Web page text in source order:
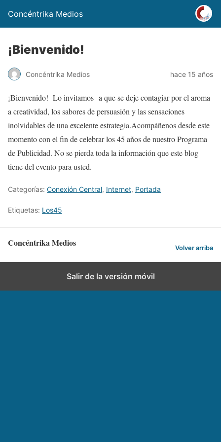
Concéntrika Medios
¡Bienvenido!
Concéntrika Medios hace 15 años
¡Bienvenido! Lo invitamos a que se deje contagiar por el aroma
a creatividad, los sabores de persuasión y las sensaciones
inolvidables de una excelente estrategia.Acompáñenos desde este
momento con el fin de celebrar los 45 años de nuestro Programa
de Publicidad. No se pierda toda la información que este blog
tiene del evento para usted.
Categorías: Conexión Central, Internet, Portada
Etiquetas: Los45
Concéntrika Medios Volver arriba
Salir de la versión móvil